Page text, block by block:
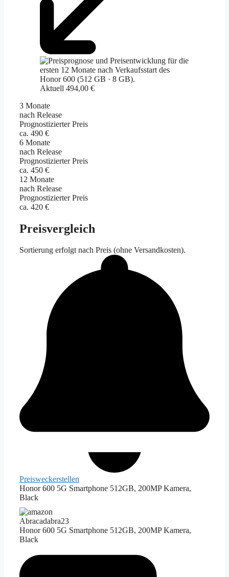
Aktuell 494,00 €
3 Monate
nach Release
Prognostizierter Preis
ca. 490 €
6 Monate
nach Release
Prognostizierter Preis
ca. 450 €
12 Monate
nach Release
Prognostizierter Preis
ca. 420 €
Preisvergleich
Sortierung erfolgt nach Preis (ohne Versandkosten).
Preisweckerstellen
Honor 600 5G Smartphone 512GB, 200MP Kamera,
Black
Abracadabra23
Honor 600 5G Smartphone 512GB, 200MP Kamera,
Black